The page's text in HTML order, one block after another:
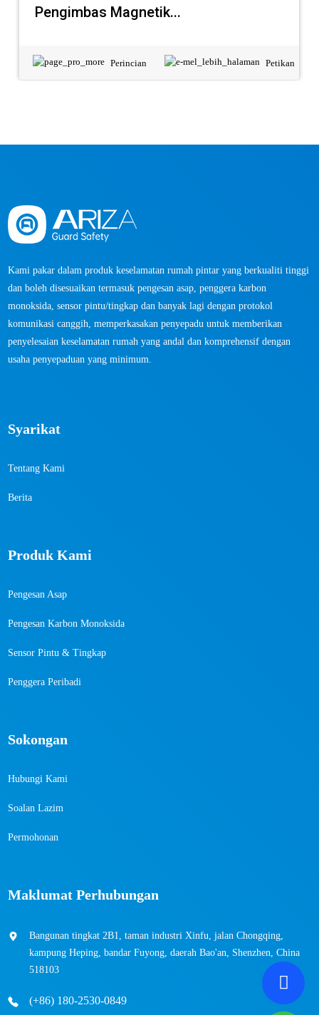
Pengimbas Magnetik...
Perincian Petikan
Kami pakar dalam produk keselamatan rumah pintar yang berkualiti tinggi
dan boleh disesuaikan termasuk pengesan asap, penggera karbon
monoksida, sensor pintu/tingkap dan banyak lagi dengan protokol
komunikasi canggih, memperkasakan penyepadu untuk memberikan
penyelesaian keselamatan rumah yang andal dan komprehensif dengan
usaha penyepaduan yang minimum.
Syarikat
Tentang Kami
Berita
Produk Kami
Pengesan Asap
Pengesan Karbon Monoksida
Sensor Pintu & Tingkap
Penggera Peribadi
Sokongan
Hubungi Kami
Soalan Lazim
Permohonan
Maklumat Perhubungan
Bangunan tingkat 2B1, taman industri Xinfu, jalan Chongqing,
kampung Heping, bandar Fuyong, daerah Bao'an, Shenzhen, China
518103
(+86) 180-2530-0849